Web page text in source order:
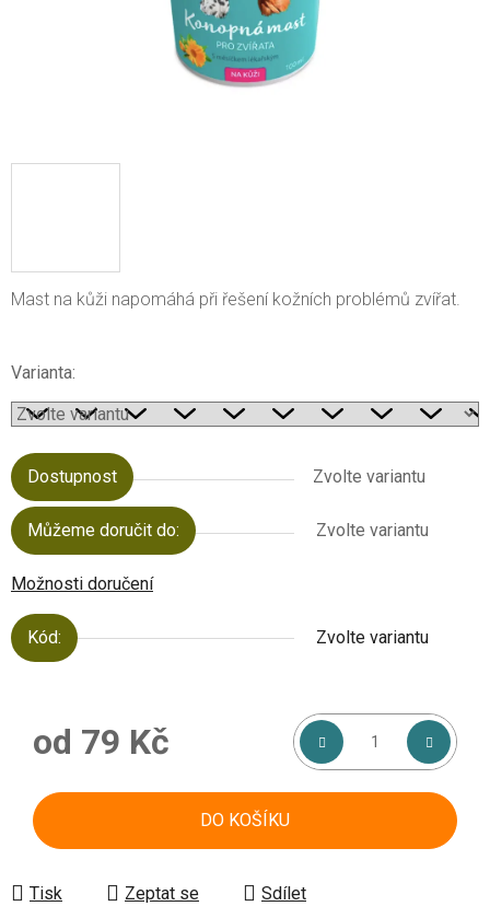
Mast na kůži napomáhá při řešení kožních problémů zvířat.
Varianta:
Dostupnost Zvolte variantu
Můžeme doručit do: Zvolte variantu
Možnosti doručení
Kód: Zvolte variantu
od 79 Kč
DO KOŠÍKU
Tisk Zeptat se Sdílet